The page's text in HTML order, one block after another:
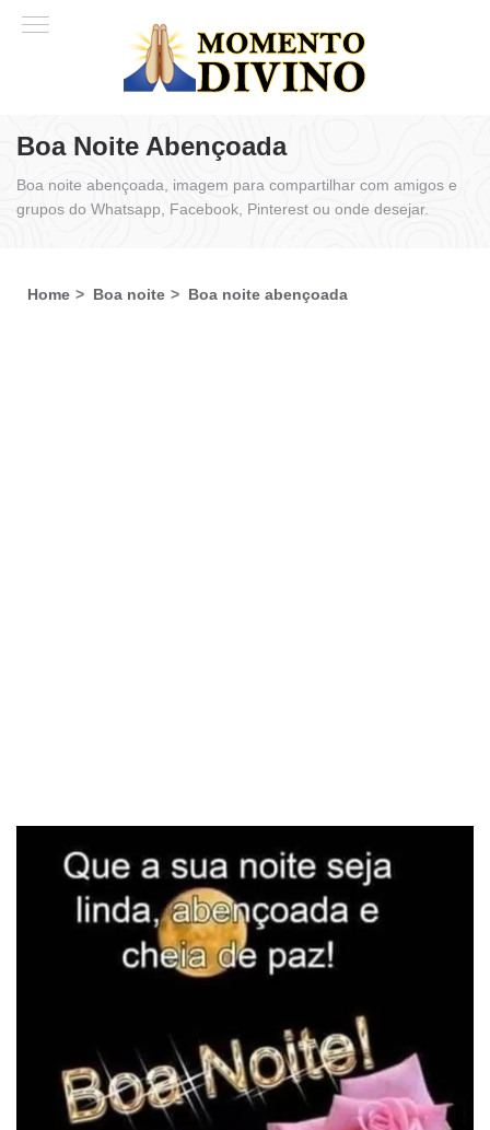
Boa Noite Abençoada
Boa noite abençoada, imagem para compartilhar com amigos e
grupos do Whatsapp, Facebook, Pinterest ou onde desejar.
Home Boa noite Boa noite abençoada